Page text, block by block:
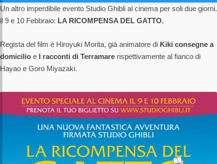
Un altro imperdibile evento Studio Ghibli al cinema per soli due giorni.
il 9 e 10 Febbraio: LA RICOMPENSA DEL GATTO.
Regista del film è Hiroyuki Morita, già animatore di Kiki consegne a
domicilio e I racconti di Terramare rispettivamente al fianco di
Hayao e Goro Miyazaki.